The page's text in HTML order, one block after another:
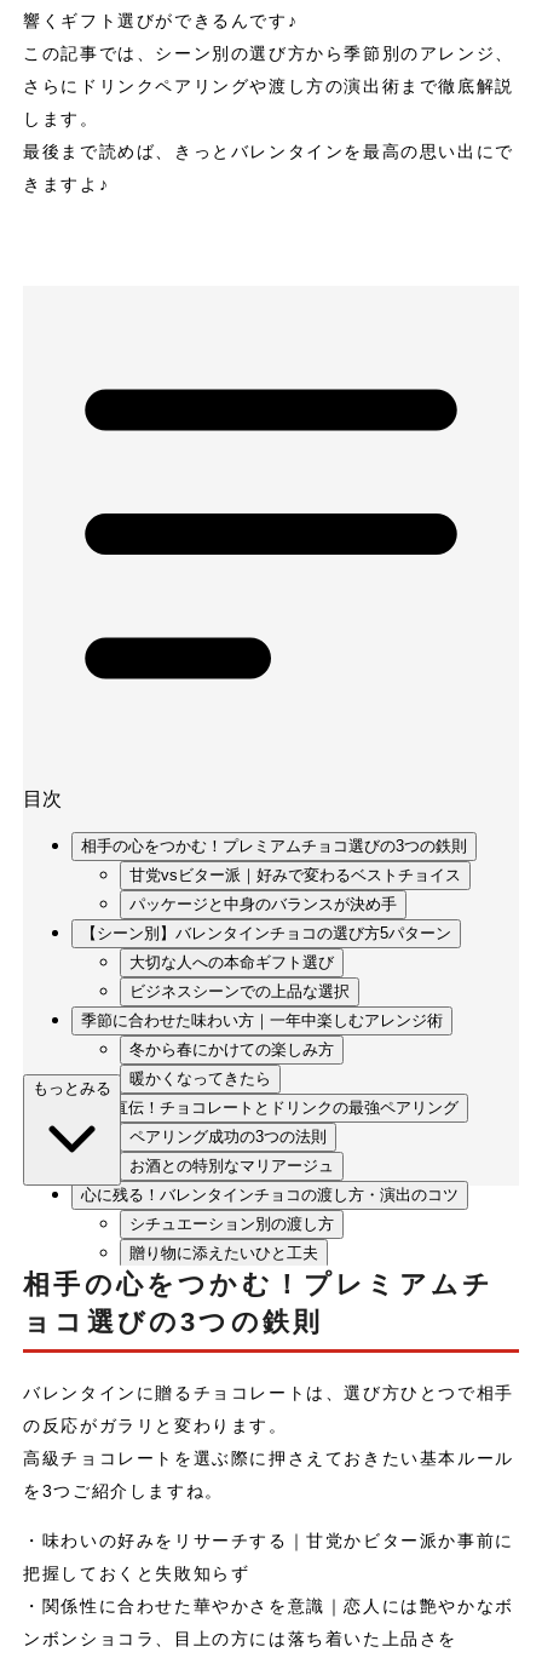
響くギフト選びができるんです♪
この記事では、シーン別の選び方から季節別のアレンジ、
さらにドリンクペアリングや渡し方の演出術まで徹底解説
します。
最後まで読めば、きっとバレンタインを最高の思い出にで
きますよ♪
目次
相手の心をつかむ！プレミアムチョコ選びの3つの鉄則
甘党vsビター派｜好みで変わるベストチョイス
パッケージと中身のバランスが決め手
【シーン別】バレンタインチョコの選び方5パターン
大切な人への本命ギフト選び
ビジネスシーンでの上品な選択
季節に合わせた味わい方｜一年中楽しむアレンジ術
冬から春にかけての楽しみ方
暖かくなってきたら
プロ直伝！チョコレートとドリンクの最強ペアリング
ペアリング成功の3つの法則
お酒との特別なマリアージュ
心に残る！バレンタインチョコの渡し方・演出のコツ
シチュエーション別の渡し方
贈り物に添えたいひと工夫
よくある質問｜バレンタインチョコのお悩み解決
まとめ｜プレミアムチョコで特別なバレンタインを
もっとみる
相手の心をつかむ！プレミアムチ
ョコ選びの3つの鉄則
バレンタインに贈るチョコレートは、選び方ひとつで相手
の反応がガラリと変わります。
高級チョコレートを選ぶ際に押さえておきたい基本ルール
を3つご紹介しますね。
・味わいの好みをリサーチする｜甘党かビター派か事前に
把握しておくと失敗知らず
・関係性に合わせた華やかさを意識｜恋人には艶やかなボ
ンボンショコラ、目上の方には落ち着いた上品さを